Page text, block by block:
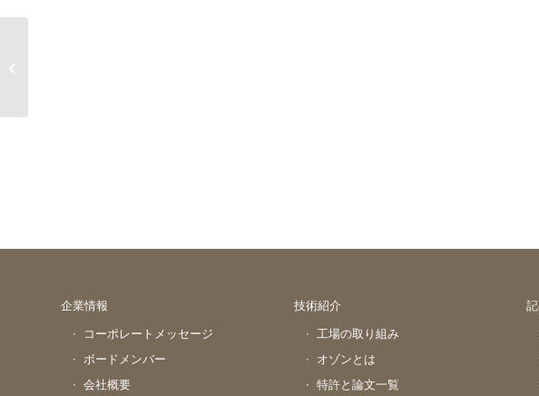
企業情報
コーポレートメッセージ
ボードメンバー
会社概要
技術紹介
工場の取り組み
オゾンとは
特許と論文一覧